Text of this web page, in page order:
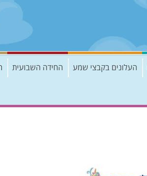
העלונים בקבצי שמע החידה השבועית